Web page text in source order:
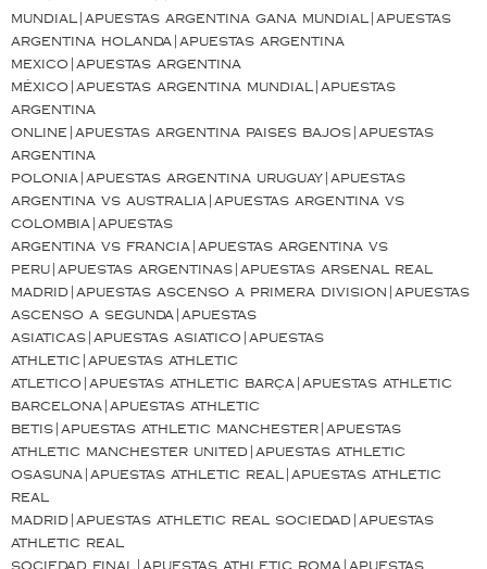
mundial|apuestas argentina gana mundial|apuestas
argentina holanda|apuestas argentina
mexico|apuestas argentina
méxico|apuestas argentina mundial|apuestas
argentina
online|apuestas argentina paises bajos|apuestas
argentina
polonia|apuestas argentina uruguay|apuestas
argentina vs australia|apuestas argentina vs
colombia|apuestas
argentina vs francia|apuestas argentina vs
peru|apuestas argentinas|apuestas arsenal real
madrid|apuestas ascenso a primera division|apuestas
ascenso a segunda|apuestas
asiaticas|apuestas asiatico|apuestas
athletic|apuestas athletic
atletico|apuestas athletic barça|apuestas athletic
barcelona|apuestas athletic
betis|apuestas athletic manchester|apuestas
athletic manchester united|apuestas athletic
osasuna|apuestas athletic real|apuestas athletic
real
madrid|apuestas athletic real sociedad|apuestas
athletic real
sociedad final|apuestas athletic roma|apuestas